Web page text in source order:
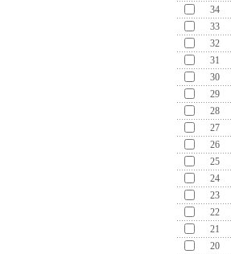
34
33
32
31
30
29
28
27
26
25
24
23
22
21
20